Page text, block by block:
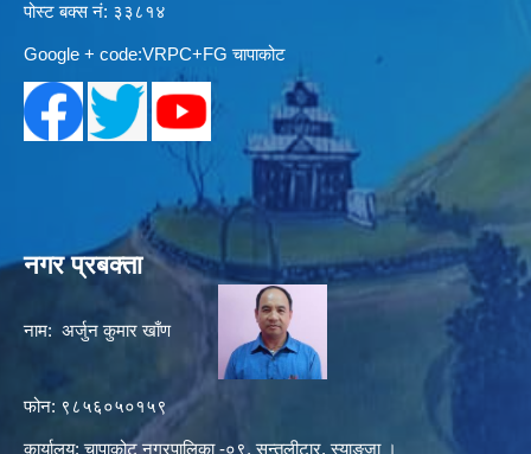
पोस्ट बक्स नं: ३३८१४
Google + code:VRPC+FG चापाकोट
नगर प्रबक्ता
नाम: अर्जुन कुमार खाँण
फोन: ९८५६०५०१५९
कार्यालय: चापाकोट नगरपालिका -०९, सुन्तलीटार, स्याङ्जा ।